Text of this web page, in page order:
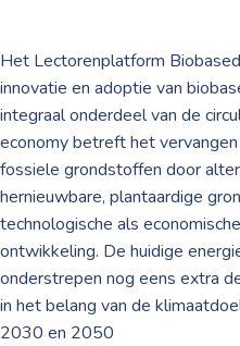
Het Lectorenplatform
innovatie en adoptie van
integraal onderdeel van de
economy betreft het
fossiele grondstoffen door
hernieuwbare, plantaardige
technologische als
ontwikkeling. De huidige
onderstrepen nog eens extra
in het belang van de
2030 en 2050